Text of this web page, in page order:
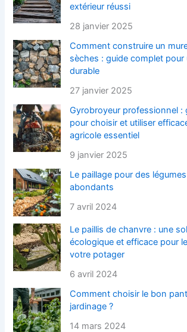
extérieur réussi
28 janvier 2025
Comment construire un
sèches : guide complet pour
durable
27 janvier 2025
Gyrobroyeur professionnel :
pour choisir et utiliser
agricole essentiel
9 janvier 2025
Le paillage pour des
abondants
7 avril 2024
Le paillis de chanvre : une
écologique et efficace pour
votre potager
6 avril 2024
Comment choisir le bon
jardinage ?
14 mars 2024